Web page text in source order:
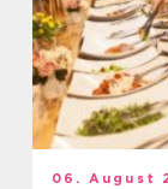
06. August